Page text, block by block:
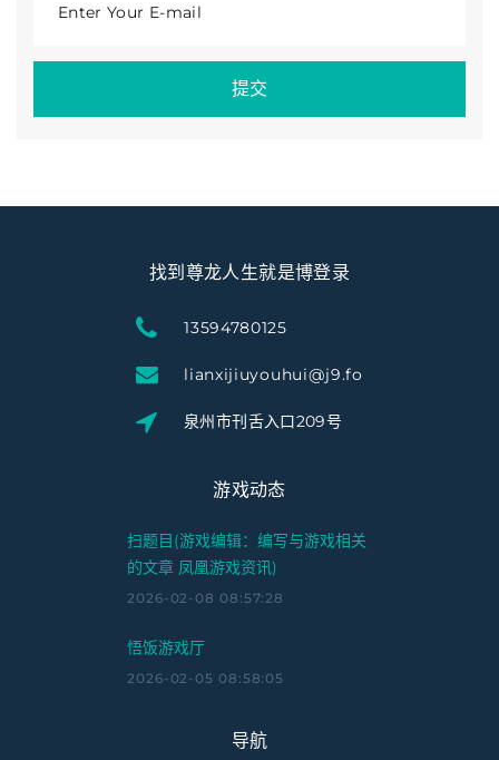
Enter Your E-mail
提交
找到尊龙人生就是博登录
13594780125
lianxijiuyouhui@j9.fo
泉州市刊舌入口209号
游戏动态
扫题目(游戏编辑：编写与游戏相关
的文章 凤凰游戏资讯)
2026-02-08 08:57:28
悟饭游戏厅
2026-02-05 08:58:05
导航